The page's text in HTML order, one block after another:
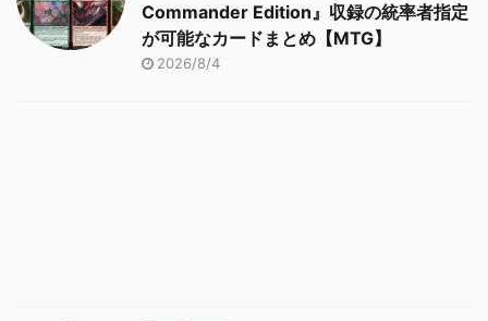
Commander Edition』収録の統率者指定
が可能なカードまとめ【MTG】
2026/8/4